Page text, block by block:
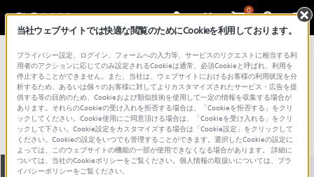
0
総合サポート・お問い合わせ VGN シリーズ
VGN-AS54PS_2
全て ダウンロード 取扱説明書 Q&A
当社ウェブサイトでは快適な閲覧のためにCookieを利用しております。
プライバシー設定、ログイン、フォームへの入力等、サービスのリクエストに相当する利
用者のアクションに応じてのみ設定されるCookieは通常、必須Cookieと呼ばれ、利用を
停止することができません。また、当社は、ウェブサイトにおけるお客様の利用状況を分
析するため、あるいは個々のお客様に対してよりカスタマイズされたサービス・広告を提
供する等の目的のため、Cookieおよび類似技術を使用して一定の情報を収集する場合が
あります。それらのCookieの受け入れを拒否する場合は、「Cookieを拒否する」をクリ
ックしてください。Cookie使用にご同意頂ける場合は、「Cookieを受け入れる」をクリ
ックして下さい。Cookie設定をカスタマイズする場合は「Cookie設定」をクリックして
ください。Cookieの設定をいつでも管理することができます。選択したCookieの設定に
よっては、このウェブサイトの機能の一部が使用できなくなる場合があります。 詳細に
ついては、当社のCookieポリシーをご覧ください。個人情報の取扱いについては、プラ
イバシーポリシーをご覧ください。